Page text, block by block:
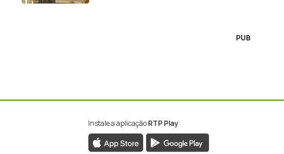
PUB
Instale a aplicaçãoRTP Play